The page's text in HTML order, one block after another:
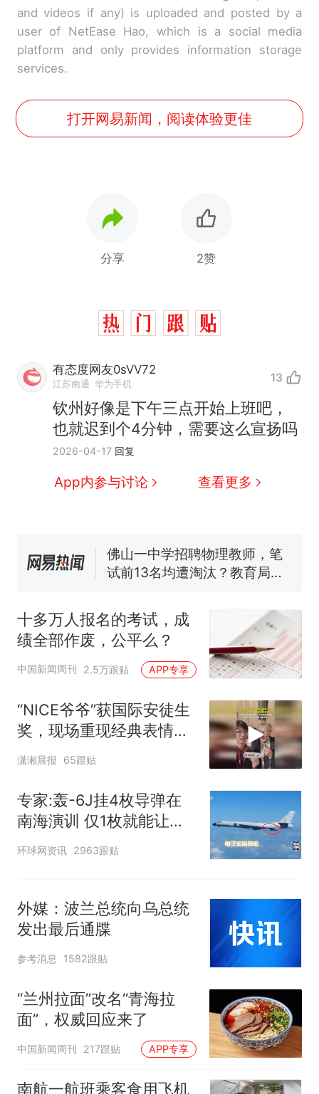
and videos if any) is uploaded and posted by a
user of NetEase Hao, which is a social media
platform and only provides information storage
services.
打开网易新闻，阅读体验更佳
分享 2赞
有态度网友0sVV72
江苏南通 华为手机 13
钦州好像是下午三点开始上班吧，
也就迟到个4分钟，需要这么宣扬吗
2026-04-17 回复
App内参与讨论 查看更多
热 十多万人报名的考试，成绩
全部作废，公平么？
新
搬家报价570元，搬到楼下
交5060元才肯搬上楼！女子傻
眼了……
空调24小时开着反而更省电？
佛山一中学招聘物理教师，笔
试前13名均遭淘汰？教育局：
核查
搜，网友：天塌了！
热
十多万人报名的考试，成绩
全部作废，公平么？
十多万人报名的考试，成
绩全部作废，公平么？
中国新闻周刊 2.5万跟贴 APP专享
“NICE爷爷”获国际安徒生
奖，现场重现经典表情
包，向中国粉丝问好
潇湘晨报 65跟贴
专家:轰-6J挂4枚导弹在
南海演训 仅1枚就能让航
母瘫痪
环球网资讯 2963跟贴
外媒：波兰总统向乌总统
发出最后通牒
参考消息 1582跟贴
“兰州拉面”改名“青海拉
面”，权威回应来了
中国新闻周刊 217跟贴 APP专享
南航一航班乘客食用飞机